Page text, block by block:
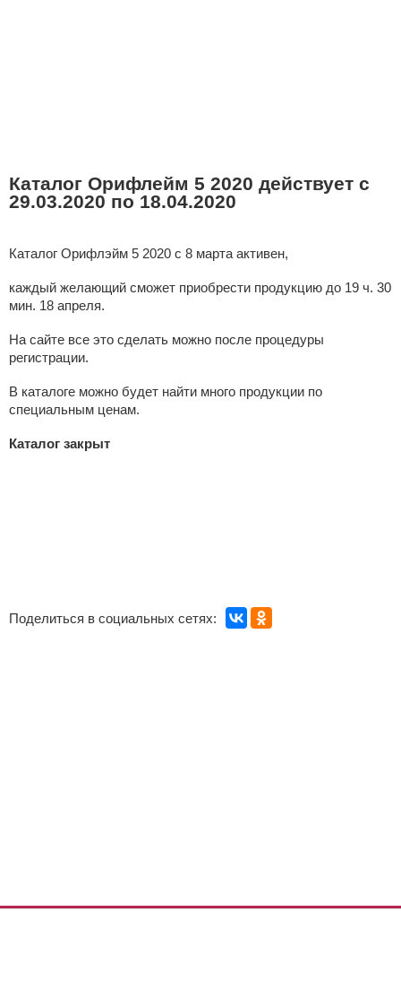
Каталог Орифлейм 5 2020 действует с
29.03.2020 по 18.04.2020
Каталог Орифлэйм 5 2020 с 8 марта активен,
каждый желающий сможет приобрести продукцию до 19 ч. 30
мин. 18 апреля.
На сайте все это сделать можно после процедуры
регистрации.
В каталоге можно будет найти много продукции по
специальным ценам.
Каталог закрыт
Поделиться в социальных сетях: